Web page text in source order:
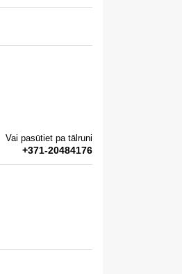
Vai pasūtiet pa tālruni
+371-20484176